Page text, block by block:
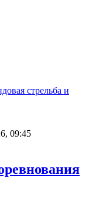
стрельба и
09:45